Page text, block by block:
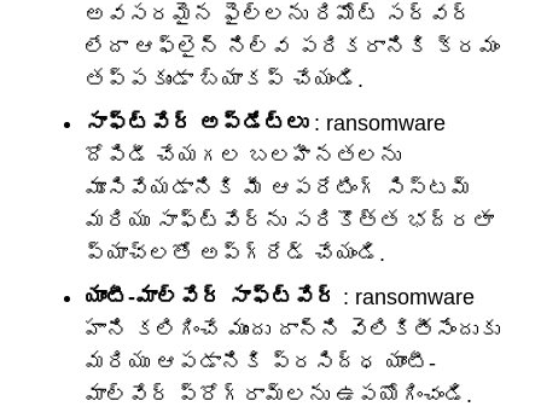
అవసరమైన ఫైల్‌లను రిమోట్ సర్వర్
లేదా ఆఫ్‌లైన్ నిల్వ పరికరానికి క్రమం
తప్పకుండా బ్యాకప్ చేయండి.
సాఫ్ట్‌వేర్ అప్‌డేట్‌లు: ransomware
దోపిడీ చేయగల బలహీనతలను
మూసివేయడానికి మీ ఆపరేటింగ్ సిస్టమ్
మరియు సాఫ్ట్‌వేర్‌ను సరికొత్త భద్రతా
ప్యాచ్‌లతో అప్‌గ్రేడ్ చేయండి.
యాంటీ-మాల్వేర్ సాఫ్ట్‌వేర్ : ransomware
హాని కలిగించే ముందు దాన్ని వెలికితీసేందుకు
మరియు ఆపడానికి ప్రసిద్ధ యాంటీ-
మాల్వేర్ ప్రోగ్రామ్‌లను ఉపయోగించండి.